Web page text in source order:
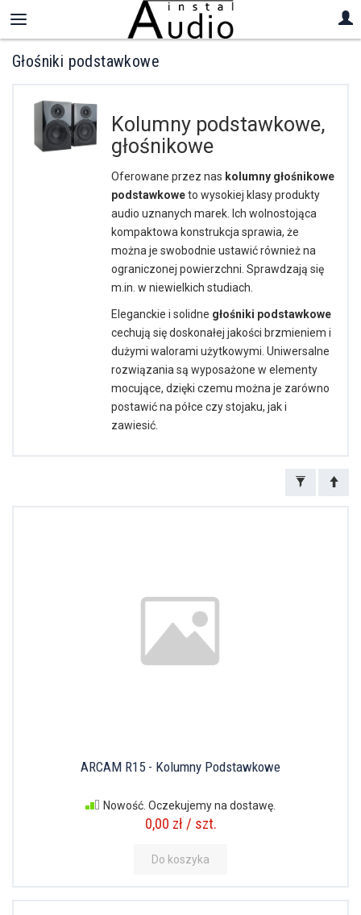
Głośniki podstawkowe
Kolumny podstawkowe,
głośnikowe
Oferowane przez nas kolumny głośnikowe
podstawkoweto wysokiej klasy produkty
audio uznanych marek. Ich wolnostojąca
kompaktowa konstrukcja sprawia, że
można je swobodnie ustawić również na
ograniczonej powierzchni. Sprawdzają się
m.in. w niewielkich studiach.
Eleganckie i solidne głośniki podstawkowe
cechują się doskonałej jakości brzmieniem i
dużymi walorami użytkowymi. Uniwersalne
rozwiązania są wyposażone w elementy
mocujące, dzięki czemu można je zarówno
postawić na półce czy stojaku, jak i
zawiesić.
ARCAM R15 - Kolumny Podstawkowe
Nowość. Oczekujemy na dostawę.
0,00 zł / szt.
Do koszyka